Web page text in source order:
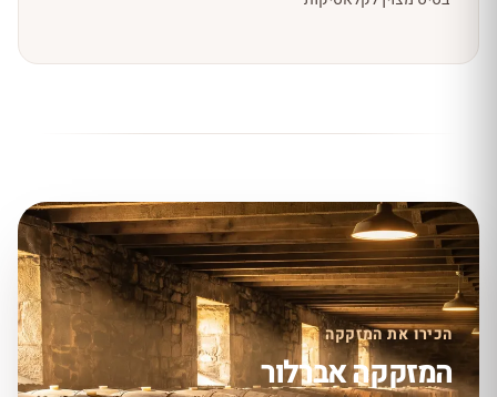
הכירו את המזקקה
המזקקה אברלור